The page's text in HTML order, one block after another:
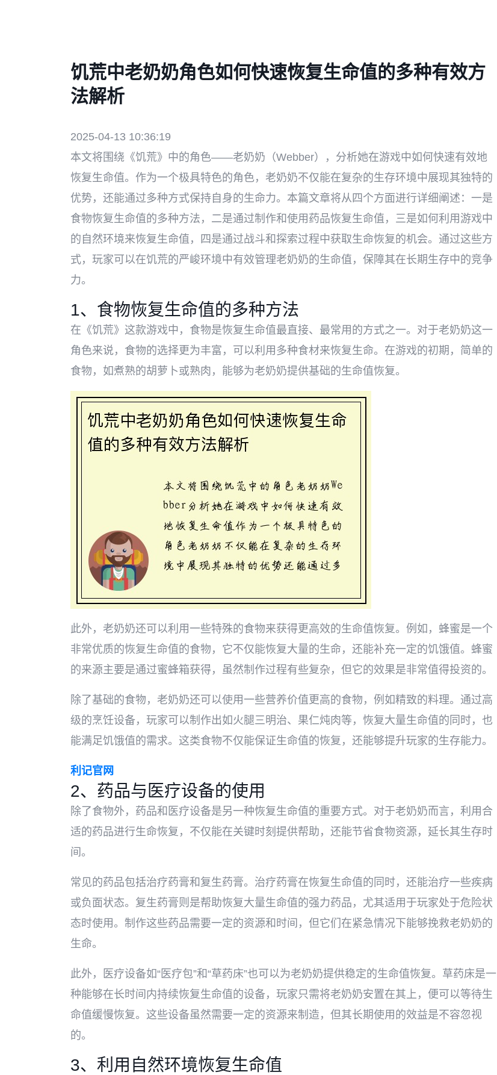
饥荒中老奶奶角色如何快速恢复生命值的多种有效方
法解析
2025-04-13 10:36:19
本文将围绕《饥荒》中的角色——老奶奶（Webber），分析她在游戏中如何快速有效地
恢复生命值。作为一个极具特色的角色，老奶奶不仅能在复杂的生存环境中展现其独特的
优势，还能通过多种方式保持自身的生命力。本篇文章将从四个方面进行详细阐述：一是
食物恢复生命值的多种方法，二是通过制作和使用药品恢复生命值，三是如何利用游戏中
的自然环境来恢复生命值，四是通过战斗和探索过程中获取生命恢复的机会。通过这些方
式，玩家可以在饥荒的严峻环境中有效管理老奶奶的生命值，保障其在长期生存中的竞争
力。
1、食物恢复生命值的多种方法
在《饥荒》这款游戏中，食物是恢复生命值最直接、最常用的方式之一。对于老奶奶这一
角色来说，食物的选择更为丰富，可以利用多种食材来恢复生命。在游戏的初期，简单的
食物，如煮熟的胡萝卜或熟肉，能够为老奶奶提供基础的生命值恢复。
此外，老奶奶还可以利用一些特殊的食物来获得更高效的生命值恢复。例如，蜂蜜是一个
非常优质的恢复生命值的食物，它不仅能恢复大量的生命，还能补充一定的饥饿值。蜂蜜
的来源主要是通过蜜蜂箱获得，虽然制作过程有些复杂，但它的效果是非常值得投资的。
除了基础的食物，老奶奶还可以使用一些营养价值更高的食物，例如精致的料理。通过高
级的烹饪设备，玩家可以制作出如火腿三明治、果仁炖肉等，恢复大量生命值的同时，也
能满足饥饿值的需求。这类食物不仅能保证生命值的恢复，还能够提升玩家的生存能力。
利记官网
2、药品与医疗设备的使用
除了食物外，药品和医疗设备是另一种恢复生命值的重要方式。对于老奶奶而言，利用合
适的药品进行生命恢复，不仅能在关键时刻提供帮助，还能节省食物资源，延长其生存时
间。
常见的药品包括治疗药膏和复生药膏。治疗药膏在恢复生命值的同时，还能治疗一些疾病
或负面状态。复生药膏则是帮助恢复大量生命值的强力药品，尤其适用于玩家处于危险状
态时使用。制作这些药品需要一定的资源和时间，但它们在紧急情况下能够挽救老奶奶的
生命。
此外，医疗设备如“医疗包”和“草药床”也可以为老奶奶提供稳定的生命值恢复。草药床是一
种能够在长时间内持续恢复生命值的设备，玩家只需将老奶奶安置在其上，便可以等待生
命值缓慢恢复。这些设备虽然需要一定的资源来制造，但其长期使用的效益是不容忽视
的。
3、利用自然环境恢复生命值